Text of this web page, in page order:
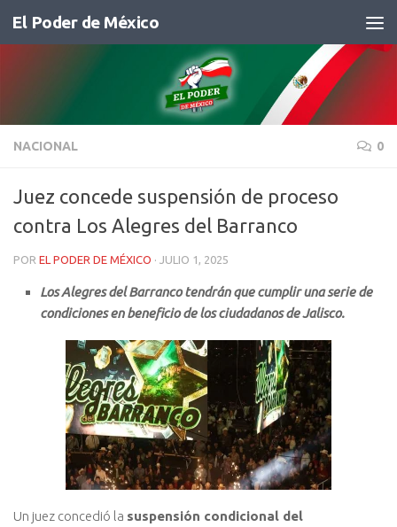
Saltar al contenido
El Poder de México
NACIONAL 0
Juez concede suspensión de proceso
contra Los Alegres del Barranco
POR EL PODER DE MÉXICO · JULIO 1, 2025
Los Alegres del Barranco tendrán que cumplir una serie de
condiciones en beneficio de los ciudadanos de Jalisco.
Un juez concedió la suspensión condicional del